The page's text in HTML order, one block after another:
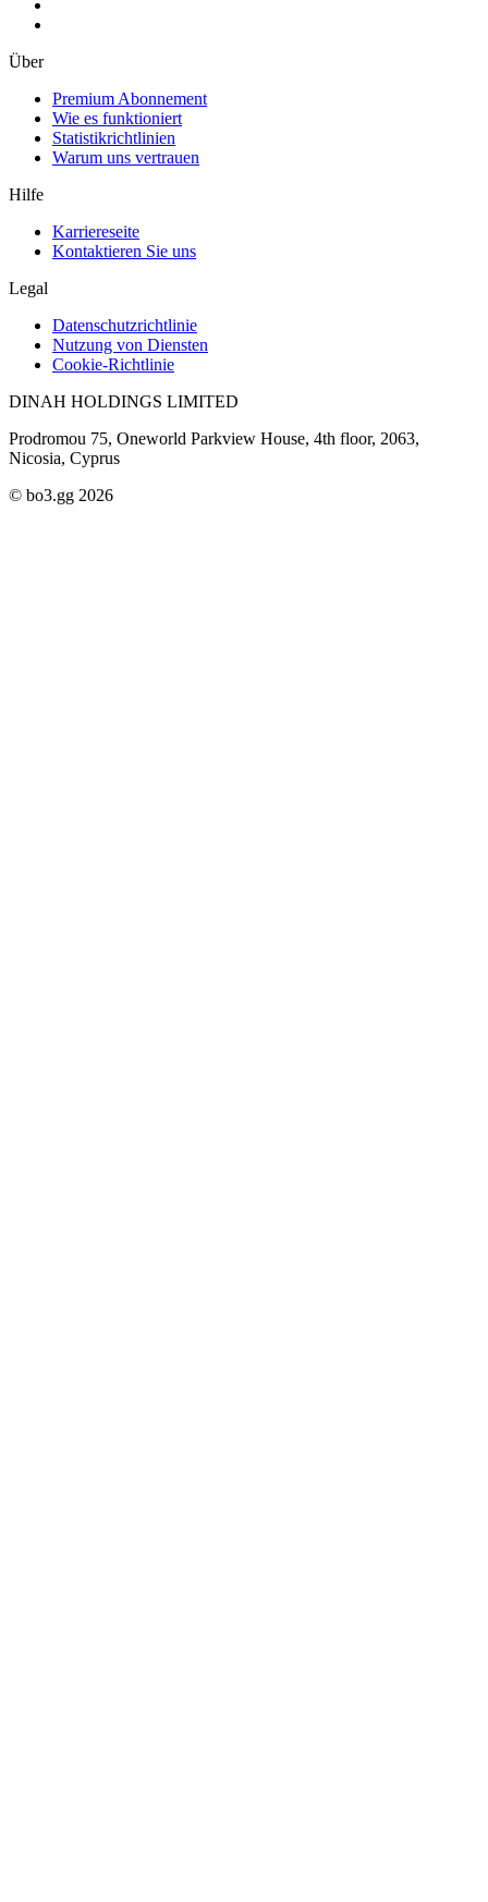
Über
Premium Abonnement
Wie es funktioniert
Statistikrichtlinien
Warum uns vertrauen
Hilfe
Karriereseite
Kontaktieren Sie uns
Legal
Datenschutzrichtlinie
Nutzung von Diensten
Cookie-Richtlinie
DINAH HOLDINGS LIMITED
Prodromou 75, Oneworld Parkview House, 4th floor, 2063,
Nicosia, Cyprus
© bo3.gg 2026